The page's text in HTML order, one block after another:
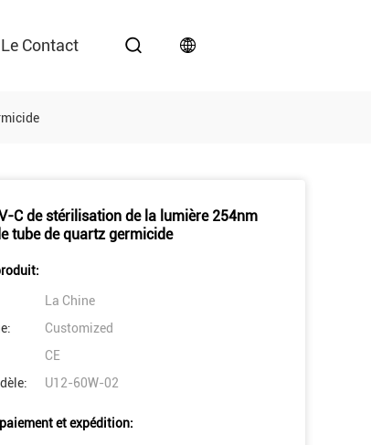
Le Contact
C de stérilisation de la lumière 254nm
tube de quartz germicide
La Chine
Customized
CE
U12-60W-02
et expédition: